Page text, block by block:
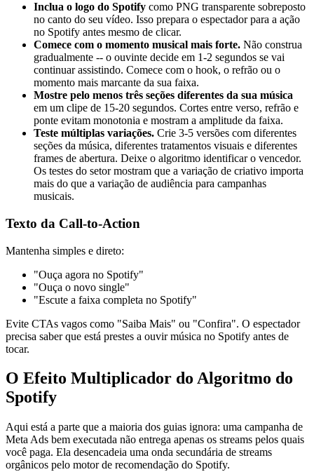
Inclua o logo do Spotify como PNG transparente sobreposto
no canto do seu vídeo. Isso prepara o espectador para a ação
no Spotify antes mesmo de clicar.
Comece com o momento musical mais forte. Não construa
gradualmente -- o ouvinte decide em 1-2 segundos se vai
continuar assistindo. Comece com o hook, o refrão ou o
momento mais marcante da sua faixa.
Mostre pelo menos três seções diferentes da sua música
em um clipe de 15-20 segundos. Cortes entre verso, refrão e
ponte evitam monotonia e mostram a amplitude da faixa.
Teste múltiplas variações. Crie 3-5 versões com diferentes
seções da música, diferentes tratamentos visuais e diferentes
frames de abertura. Deixe o algoritmo identificar o vencedor.
Os testes do setor mostram que a variação de criativo importa
mais do que a variação de audiência para campanhas
musicais.
Texto da Call-to-Action
Mantenha simples e direto:
"Ouça agora no Spotify"
"Ouça o novo single"
"Escute a faixa completa no Spotify"
Evite CTAs vagos como "Saiba Mais" ou "Confira". O espectador
precisa saber que está prestes a ouvir música no Spotify antes de
tocar.
O Efeito Multiplicador do Algoritmo do
Spotify
Aqui está a parte que a maioria dos guias ignora: uma campanha de
Meta Ads bem executada não entrega apenas os streams pelos quais
você paga. Ela desencadeia uma onda secundária de streams
orgânicos pelo motor de recomendação do Spotify.